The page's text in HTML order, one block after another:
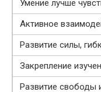
Умение лучше
Активное
Развитие силы,
Закрепление
Развитие свободы